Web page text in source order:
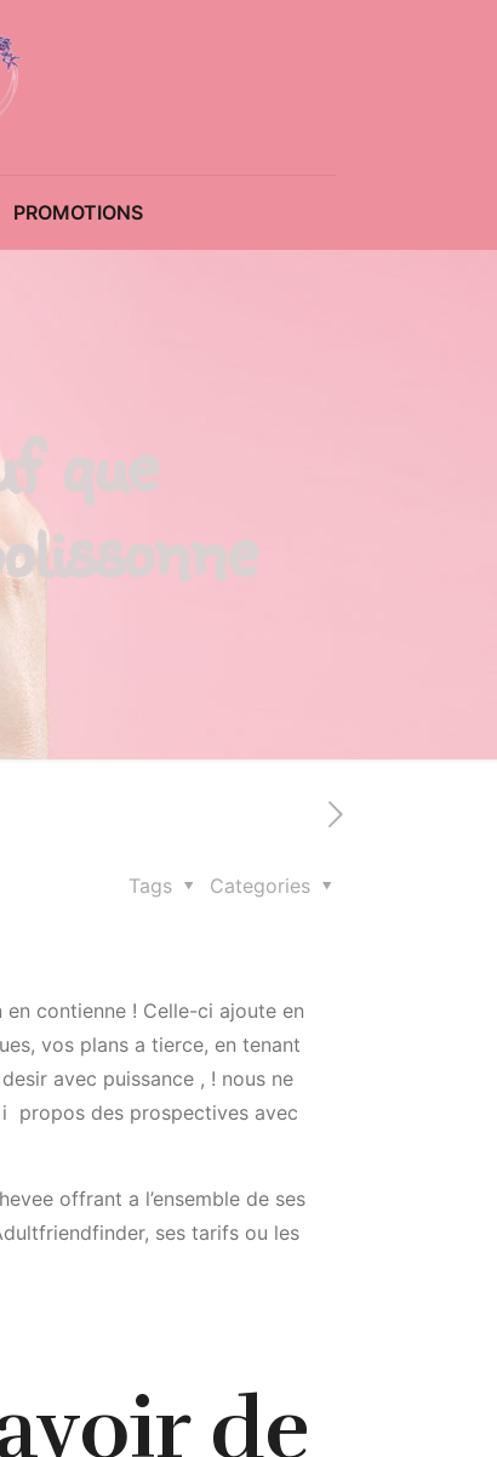
PROMOTIONS
que
Categories
Tags
en contienne ! Celle-ci ajoute en
vos plans a tierce, en tenant
avec puissance , ! nous ne
propos des prospectives avec
offrant a l’ensemble de ses
ses tarifs ou les
de